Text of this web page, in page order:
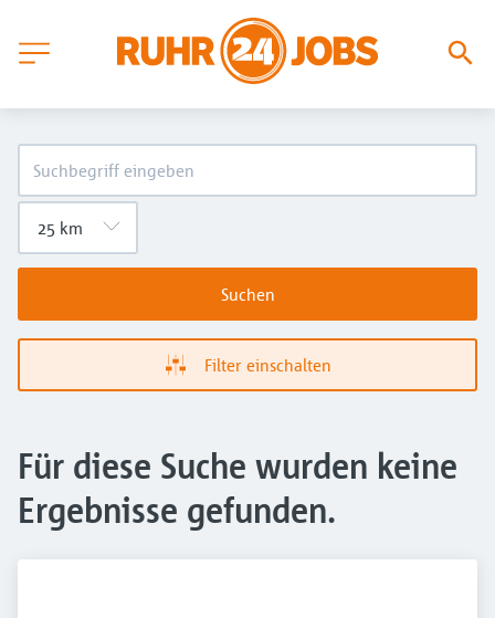
Suchen
Filter einschalten
Für diese Suche wurden keine
Ergebnisse gefunden.